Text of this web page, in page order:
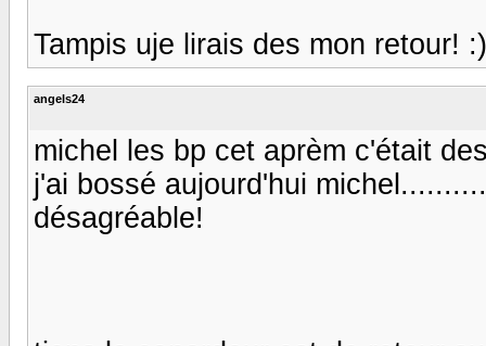
Tampis uje lirais des mon retour!
angels24
michel les bp cet aprèm c'était
j'ai bossé aujourd'hui
désagréable!